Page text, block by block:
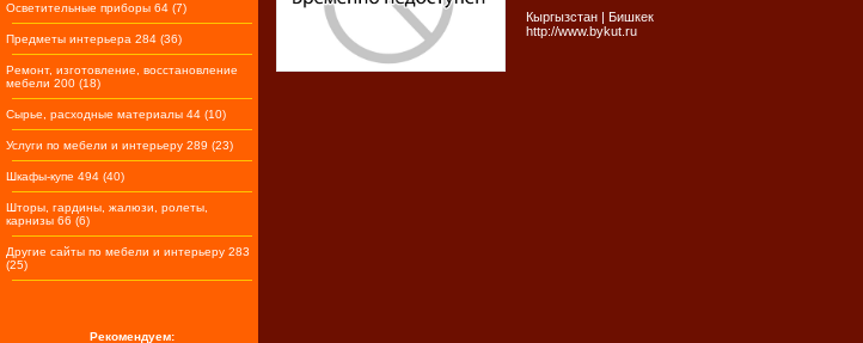
Осветительные приборы 64 (7)
Предметы интерьера 284 (36)
Ремонт, изготовление, восстановление
мебели 200 (18)
Сырье, расходные материалы 44 (10)
Услуги по мебели и интерьеру 289 (23)
Шкафы-купе 494 (40)
Шторы, гардины, жалюзи, ролеты,
карнизы 66 (6)
Другие сайты по мебели и интерьеру 283
(25)
Рекомендуем:
Кыргызстан | Бишкек
http://www.bykut.ru